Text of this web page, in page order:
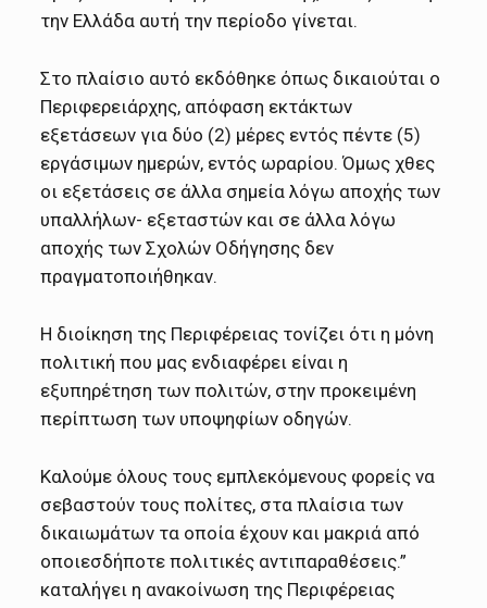
την Ελλάδα αυτή την περίοδο γίνεται.
Στο πλαίσιο αυτό εκδόθηκε όπως δικαιούται ο
Περιφερειάρχης, απόφαση εκτάκτων
εξετάσεων για δύο (2) μέρες εντός πέντε (5)
εργάσιμων ημερών, εντός ωραρίου. Όμως χθες
οι εξετάσεις σε άλλα σημεία λόγω αποχής των
υπαλλήλων- εξεταστών και σε άλλα λόγω
αποχής των Σχολών Οδήγησης δεν
πραγματοποιήθηκαν.
Η διοίκηση της Περιφέρειας τονίζει ότι η μόνη
πολιτική που μας ενδιαφέρει είναι η
εξυπηρέτηση των πολιτών, στην προκειμένη
περίπτωση των υποψηφίων οδηγών.
Καλούμε όλους τους εμπλεκόμενους φορείς να
σεβαστούν τους πολίτες, στα πλαίσια των
δικαιωμάτων τα οποία έχουν και μακριά από
οποιεσδήποτε πολιτικές αντιπαραθέσεις.”
καταλήγει η ανακοίνωση της Περιφέρειας